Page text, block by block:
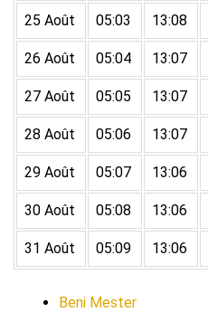
25 Août 05:03 13:08
26 Août 05:04 13:07
27 Août 05:05 13:07
28 Août 05:06 13:07
29 Août 05:07 13:06
30 Août 05:08 13:06
31 Août 05:09 13:06
Beni Mester